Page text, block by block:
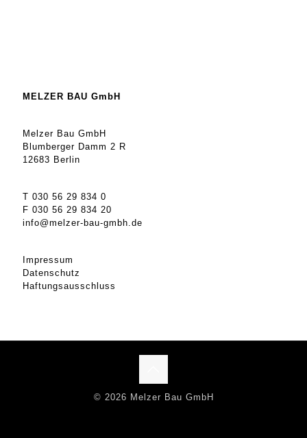
MELZER BAU GmbH
Melzer Bau GmbH
Blumberger Damm 2 R
12683 Berlin
T 030 56 29 834 0
F 030 56 29 834 20
info@melzer-bau-gmbh.de
Impressum
Datenschutz
Haftungsausschluss
© 2026 Melzer Bau GmbH